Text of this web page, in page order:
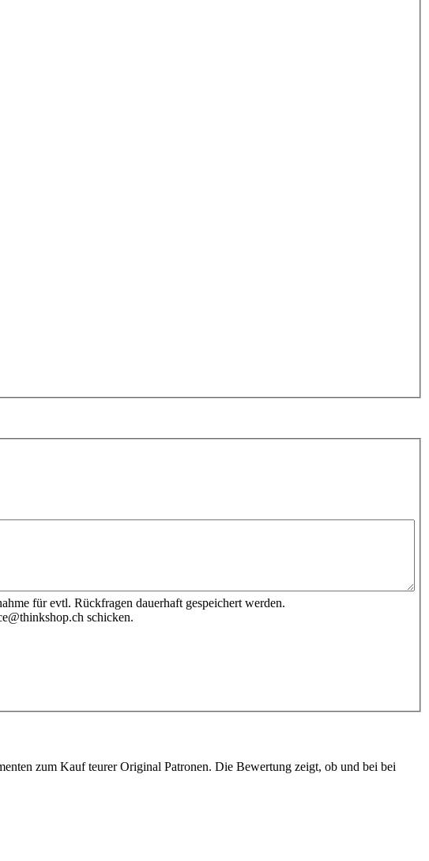
für evtl. Rückfragen dauerhaft gespeichert werden.
schicken.
zum Kauf teurer Original Patronen. Die Bewertung zeigt, ob und bei bei